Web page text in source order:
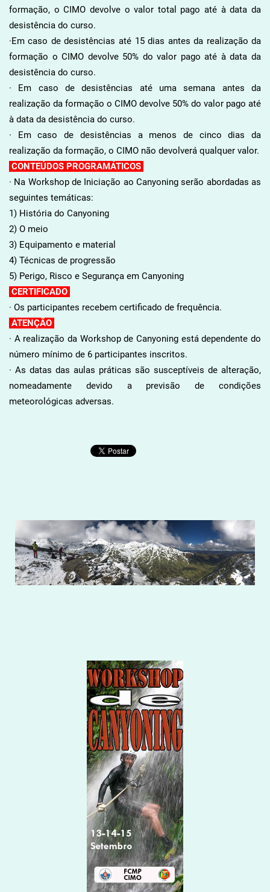
formação, o CIMO devolve o valor total pago até à data da
desistência do curso.
·Em caso de desistências até 15 dias antes da realização da
formação o CIMO devolve 50% do valor pago até à data da
desistência do curso.
· Em caso de desistências até uma semana antes da
realização da formação o CIMO devolve 50% do valor pago até
à data da desistência do curso.
· Em caso de desistências a menos de cinco dias da
realização da formação, o CIMO não devolverá qualquer valor.
CONTEÚDOS PROGRAMÁTICOS
· Na Workshop de Iniciação ao Canyoning serão abordadas as
seguintes temáticas:
1) História do Canyoning
2) O meio
3) Equipamento e material
4) Técnicas de progressão
5) Perigo, Risco e Segurança em Canyoning
CERTIFICADO
· Os participantes recebem certificado de frequência.
ATENÇÃO
· A realização da Workshop de Canyoning está dependente do
número mínimo de 6 participantes inscritos.
· As datas das aulas práticas são susceptíveis de alteração,
nomeadamente devido a previsão de condições
meteorológicas adversas.